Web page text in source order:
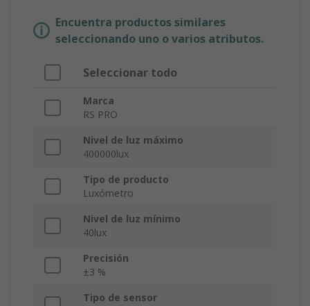
Encuentra productos similares
seleccionando uno o varios atributos.
Seleccionar todo
Marca
RS PRO
Nivel de luz máximo
400000lux
Tipo de producto
Luxómetro
Nivel de luz mínimo
40lux
Precisión
±3 %
Tipo de sensor